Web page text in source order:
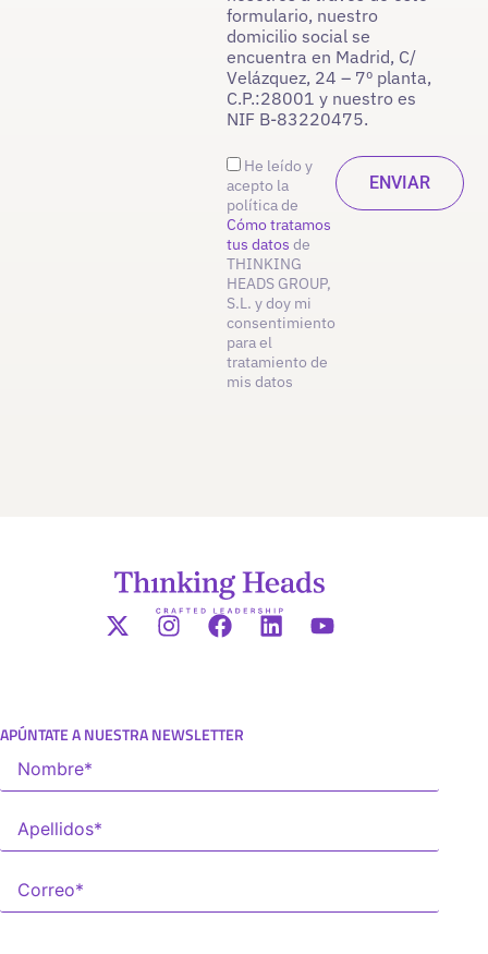
formulario, nuestro
domicilio social se
encuentra en Madrid, C/
Velázquez, 24 – 7º planta,
C.P.:28001 y nuestro es
NIF B-83220475.
He leído y
acepto la
política de
Cómo tratamos
tus datos de
THINKING
HEADS GROUP,
S.L. y doy mi
consentimiento
para el
tratamiento de
mis datos
APÚNTATE A NUESTRA NEWSLETTER